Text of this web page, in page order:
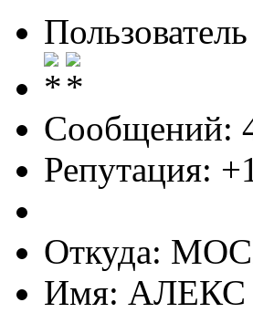
Пользователь
Сообщений:
Репутация:
Откуда:
Имя: АЛЕКС